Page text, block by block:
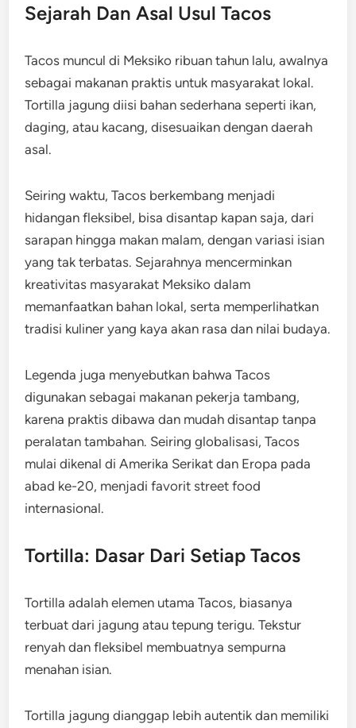
Sejarah Dan Asal Usul Tacos
Tacos muncul di Meksiko ribuan tahun lalu, awalnya
sebagai makanan praktis untuk masyarakat lokal.
Tortilla jagung diisi bahan sederhana seperti ikan,
daging, atau kacang, disesuaikan dengan daerah
asal.
Seiring waktu, Tacos berkembang menjadi
hidangan fleksibel, bisa disantap kapan saja, dari
sarapan hingga makan malam, dengan variasi isian
yang tak terbatas. Sejarahnya mencerminkan
kreativitas masyarakat Meksiko dalam
memanfaatkan bahan lokal, serta memperlihatkan
tradisi kuliner yang kaya akan rasa dan nilai budaya.
Legenda juga menyebutkan bahwa Tacos
digunakan sebagai makanan pekerja tambang,
karena praktis dibawa dan mudah disantap tanpa
peralatan tambahan. Seiring globalisasi, Tacos
mulai dikenal di Amerika Serikat dan Eropa pada
abad ke-20, menjadi favorit street food
internasional.
Tortilla: Dasar Dari Setiap Tacos
Tortilla adalah elemen utama Tacos, biasanya
terbuat dari jagung atau tepung terigu. Tekstur
renyah dan fleksibel membuatnya sempurna
menahan isian.
Tortilla jagung dianggap lebih autentik dan memiliki